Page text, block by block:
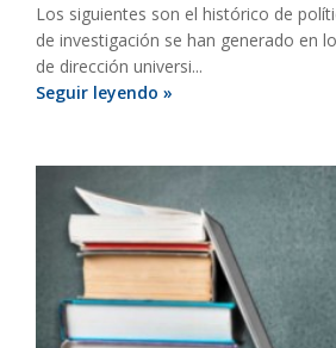
Los siguientes son el histórico de
de investigación se han generado en
de dirección universi...
Seguir leyendo »